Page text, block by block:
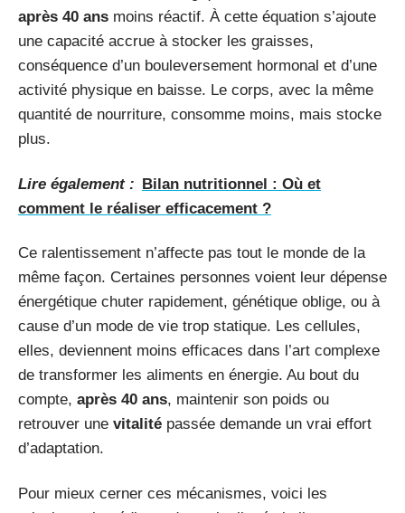
après 40 ans moins réactif. À cette équation s’ajoute
une capacité accrue à stocker les graisses,
conséquence d’un bouleversement hormonal et d’une
activité physique en baisse. Le corps, avec la même
quantité de nourriture, consomme moins, mais stocke
plus.
Lire également : Bilan nutritionnel : Où et
comment le réaliser efficacement ?
Ce ralentissement n’affecte pas tout le monde de la
même façon. Certaines personnes voient leur dépense
énergétique chuter rapidement, génétique oblige, ou à
cause d’un mode de vie trop statique. Les cellules,
elles, deviennent moins efficaces dans l’art complexe
de transformer les aliments en énergie. Au bout du
compte, après 40 ans, maintenir son poids ou
retrouver une vitalité passée demande un vrai effort
d’adaptation.
Pour mieux cerner ces mécanismes, voici les